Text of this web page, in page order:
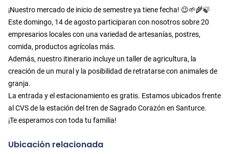
¡Nuestro mercado de inicio de semestre ya tiene fecha! 😉🌱🌾🍃
Este domingo, 14 de agosto participaran con nosotros sobre 20
empresarios locales con una variedad de artesanías, postres,
comida, productos agrícolas más.
Además, nuestro itinerario incluye un taller de agricultura, la
creación de un mural y la posibilidad de retratarse con animales de
granja.
La entrada y el estacionamiento es gratis. Estamos ubicados frente
al CVS de la estación del tren de Sagrado Corazón en Santurce.
¡Te esperamos con toda tu familia!
Ubicación relacionada